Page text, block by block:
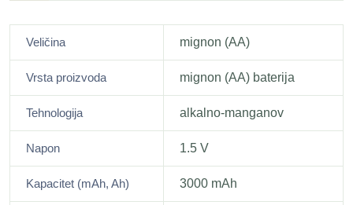
Veličina mignon (AA)
Vrsta proizvoda mignon (AA) baterija
Tehnologija alkalno-manganov
Napon 1.5 V
Kapacitet (mAh, Ah) 3000 mAh